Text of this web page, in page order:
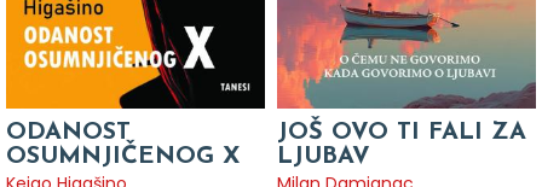
ODANOST
OSUMNJIČENOG X
JOŠ OVO TI FALI ZA
LJUBAV